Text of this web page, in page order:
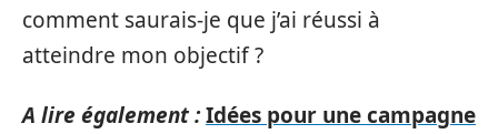
comment saurais-je que j’ai réussi à
atteindre mon objectif ?
A lire également :Idées pour une campagne